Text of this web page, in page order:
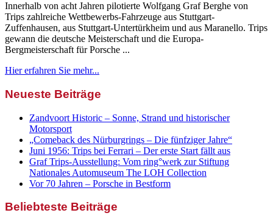
Innerhalb von acht Jahren pilotierte Wolfgang Graf Berghe von
Trips zahlreiche Wettbewerbs-Fahrzeuge aus Stuttgart-
Zuffenhausen, aus Stuttgart-Untertürkheim und aus Maranello. Trips
gewann die deutsche Meisterschaft und die Europa-
Bergmeisterschaft für Porsche ...
Hier erfahren Sie mehr...
Neueste Beiträge
Zandvoort Historic – Sonne, Strand und historischer
Motorsport
„Comeback des Nürburgrings – Die fünfziger Jahre“
Juni 1956: Trips bei Ferrari – Der erste Start fällt aus
Graf Trips-Ausstellung: Vom ring°werk zur Stiftung
Nationales Automuseum The LOH Collection
Vor 70 Jahren – Porsche in Bestform
Beliebteste Beiträge